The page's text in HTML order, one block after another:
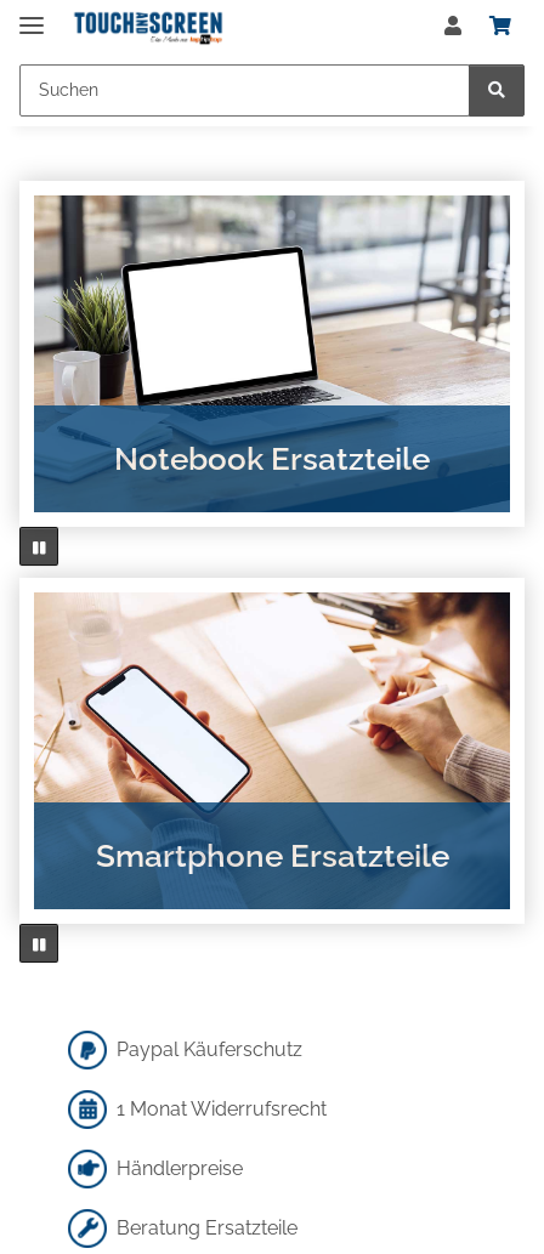
Notebook Ersatzteile
Smartphone Ersatzteile
Paypal Käuferschutz
1 Monat Widerrufsrecht
Händlerpreise
Beratung Ersatzteile